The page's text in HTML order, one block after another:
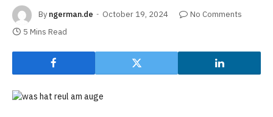
By ngerman.de October 19, 2024
No Comments
5 Mins Read